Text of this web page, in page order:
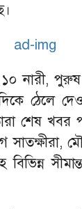
১০ নারী,
ঠেলে
শেষ খবর
বিভিন্ন